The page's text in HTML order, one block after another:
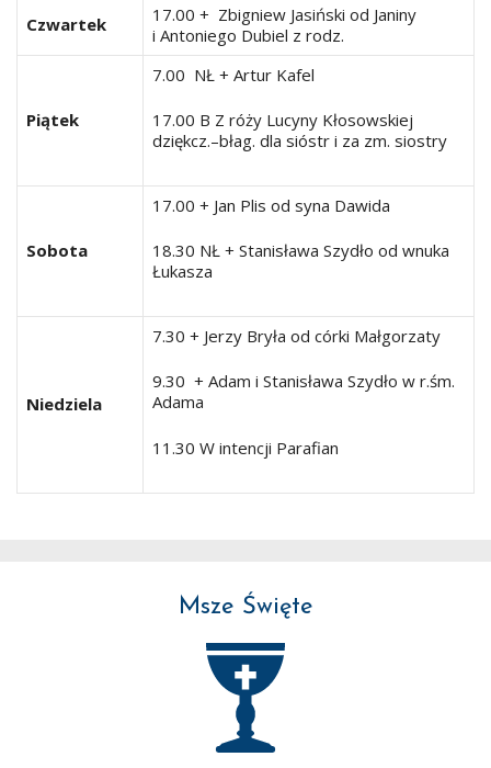
Czwartek
17.00 + Zbigniew Jasiński od Janiny
i Antoniego Dubiel z rodz.
Piątek
7.00 NŁ + Artur Kafel
17.00 B Z róży Lucyny Kłosowskiej
dziękcz.–błag. dla sióstr i za zm. siostry
Sobota
17.00 + Jan Plis od syna Dawida
18.30 NŁ + Stanisława Szydło od wnuka
Łukasza
Niedziela
7.30 + Jerzy Bryła od córki Małgorzaty
9.30 + Adam i Stanisława Szydło w r.śm.
Adama
11.30 W intencji Parafian
Msze Święte